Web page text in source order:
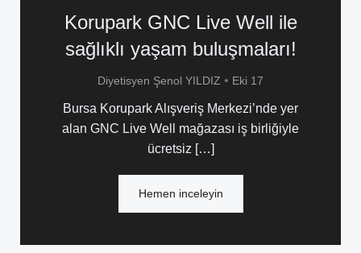
Korupark GNC Live Well ile
sağlıklı yaşam buluşmaları!
Diyetisyen Şenol YILDIZ • Eki 17
Bursa Korupark Alışveriş Merkezi’nde yer
alan GNC Live Well mağazası iş birliğiyle
ücretsiz […]
Hemen inceleyin